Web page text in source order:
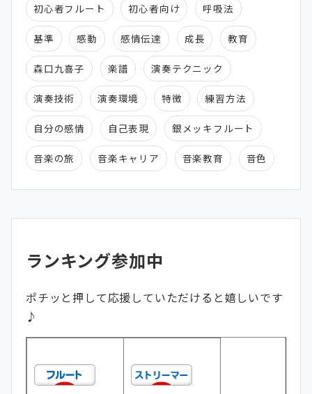
初心者フルート 初心者向け 呼吸法
基準 感動 感情伝達 成長 教育
森口九喜子 楽譜 演奏テクニック
演奏技術 演奏環境 特徴 練習方法
自分の感情 自己表現 銀メッキフルート
音楽の旅 音楽キャリア 音楽教育 音色
ランキング参加中
ポチッと押して応援していただけると嬉しいです
♪